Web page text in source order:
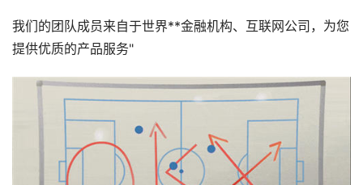
我们的团队成员来自于世界**金融机构、互联网公司，为您
提供优质的产品服务"